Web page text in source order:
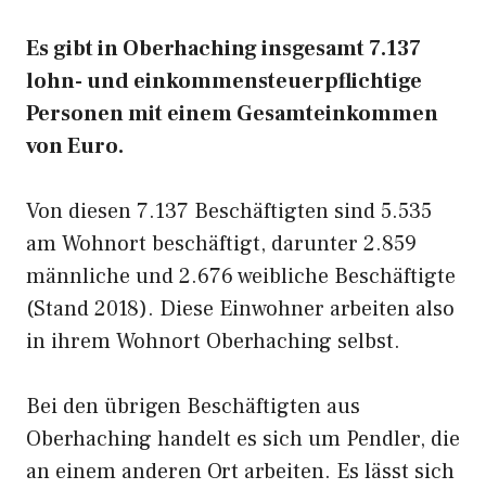
Es gibt in Oberhaching insgesamt 7.137
lohn- und einkommensteuerpflichtige
Personen mit einem Gesamteinkommen
von Euro.
Von diesen 7.137 Beschäftigten sind 5.535
am Wohnort beschäftigt, darunter 2.859
männliche und 2.676 weibliche Beschäftigte
(Stand 2018). Diese Einwohner arbeiten also
in ihrem Wohnort Oberhaching selbst.
Bei den übrigen Beschäftigten aus
Oberhaching handelt es sich um Pendler, die
an einem anderen Ort arbeiten. Es lässt sich